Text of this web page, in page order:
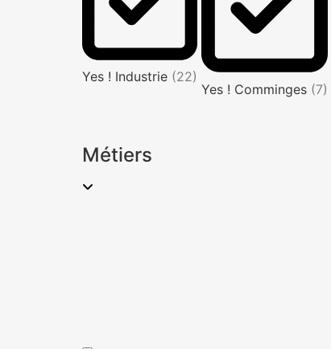
Yes ! Industrie (22)
Yes ! Comminges (7)
Métiers